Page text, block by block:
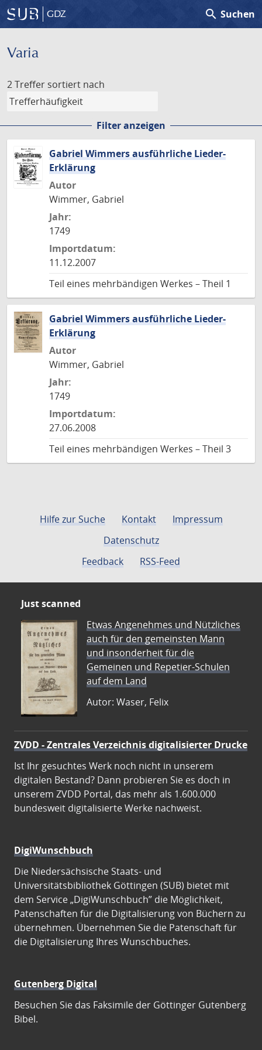
GDZ search Suchen
Varia
2 Treffer sortiert nach
Filter anzeigen
Gabriel Wimmers ausführliche Lieder-
Erklärung
Autor
Wimmer, Gabriel
Jahr:
1749
Importdatum:
11.12.2007
Teil eines mehrbändigen Werkes – Theil 1
Gabriel Wimmers ausführliche Lieder-
Erklärung
Autor
Wimmer, Gabriel
Jahr:
1749
Importdatum:
27.06.2008
Teil eines mehrbändigen Werkes – Theil 3
Hilfe zur Suche Kontakt
Impressum
Datenschutz
Feedback
RSS-Feed
Just scanned
Etwas Angenehmes und Nützliches
auch für den gemeinsten Mann
und insonderheit für die
Gemeinen und Repetier-Schulen
auf dem Land
Autor: Waser, Felix
ZVDD - Zentrales Verzeichnis digitalisierter Drucke
Ist Ihr gesuchtes Werk noch nicht in unserem
digitalen Bestand? Dann probieren Sie es doch in
unserem ZVDD Portal, das mehr als 1.600.000
bundesweit digitalisierte Werke nachweist.
DigiWunschbuch
Die Niedersächsische Staats- und
Universitätsbibliothek Göttingen (SUB) bietet mit
dem Service „DigiWunschbuch” die Möglichkeit,
Patenschaften für die Digitalisierung von Büchern zu
übernehmen. Übernehmen Sie die Patenschaft für
die Digitalisierung Ihres Wunschbuches.
Gutenberg Digital
Besuchen Sie das Faksimile der Göttinger Gutenberg
Bibel.